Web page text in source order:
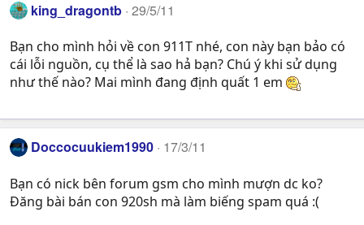
king_dragontb 29/5/11
Bạn cho mình hỏi về con 911T nhé, con này bạn bảo có
cái lỗi nguồn, cụ thể là sao hả bạn? Chú ý khi sử dụng
như thế nào? Mai mình đang định quất 1 em
Doccocuukiem1990 17/3/11
Bạn có nick bên forum gsm cho mình mượn dc ko?
Đăng bài bán con 920sh mà làm biếng spam quá :(